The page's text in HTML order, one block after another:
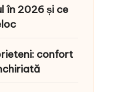
în 2026 și ce
confort